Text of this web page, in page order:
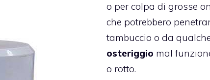
o per colpa di grosse
che potrebbero
tambuccio o da
osteriggio mal
o rotto.